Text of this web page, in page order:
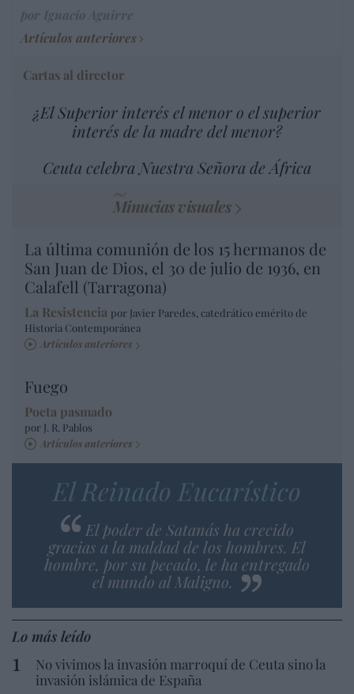
Artículos anteriores
Cartas al director
¿El Superior interés el menor o el superior
interés de la madre del menor?
Ceuta celebra Nuestra Señora de África
Minucias visuales
La última comunión de los 15 hermanos de
San Juan de Dios, el 30 de julio de 1936, en
Calafell (Tarragona)
La Resistencia por Javier Paredes, catedrático emérito de
Historia Contemporánea
Artículos anteriores
Fuego
Poeta pasmado
por J. R. Pablos
Artículos anteriores
El Reinado Eucarístico
El poder de Satanás ha crecido
gracias a la maldad de los hombres. El
hombre, por su pecado, le ha entregado
el mundo al Maligno.
Lo más leído
No vivimos la invasión marroquí de Ceuta sino la
invasión islámica de España